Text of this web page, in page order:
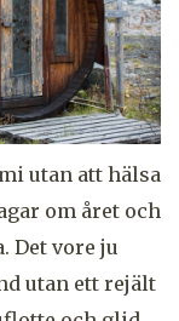
utan att hälsa
om året och
Det vore ju
utan ett rejält